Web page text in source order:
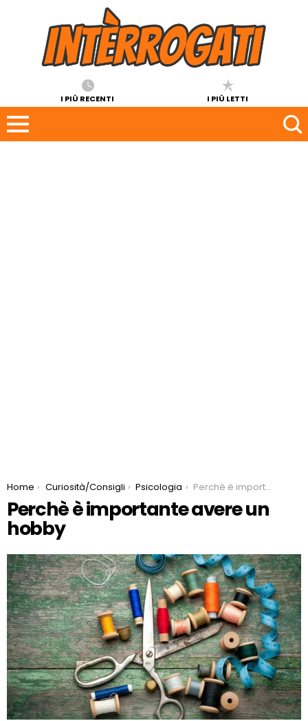
I PIÙ RECENTI I PIÙ LETTI
You are here:
Home Curiosità/Consigli Psicologia Perchè è importante avere un hobby
Perchè è importante avere un
hobby